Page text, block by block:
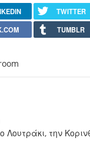
TWITTER
TUMBLR
Λουτράκι, την